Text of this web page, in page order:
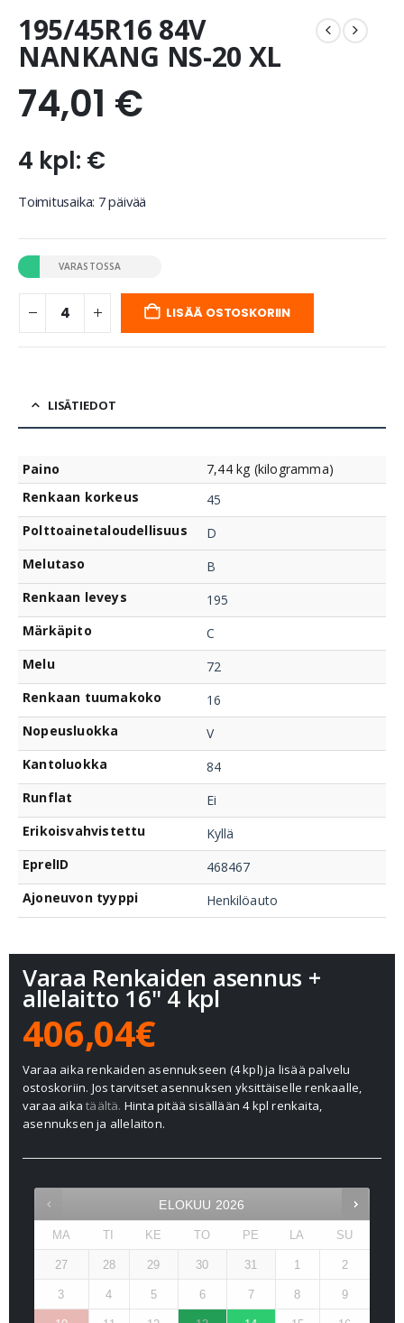
195/45R16 84V
NANKANG NS-20 XL
74,01 €
4 kpl: €
Toimitusaika: 7 päivää
VARASTOSSA
LISÄÄ OSTOSKORIIN
LISÄTIEDOT
Paino
7,44 kg (kilogramma)
Renkaan korkeus
45
Polttoainetaloudellisuus
D
Melutaso
B
Renkaan leveys
195
Märkäpito
C
Melu
72
Renkaan tuumakoko
16
Nopeusluokka
V
Kantoluokka
84
Runflat
Ei
Erikoisvahvistettu
Kyllä
EprelID
468467
Ajoneuvon tyyppi
Henkilöauto
Varaa Renkaiden asennus +
allelaitto 16" 4 kpl
406,04€
Varaa aika renkaiden asennukseen (4 kpl) ja lisää palvelu
ostoskoriin. Jos tarvitset asennuksen yksittäiselle renkaalle,
varaa aikatäältä. Hinta pitää sisällään 4 kpl renkaita,
asennuksen ja allelaiton.
ELOKUU 2026
MA TI KE TO PE LA SU
27 28 29 30 31 1 2
3 4 5 6 7 8 9